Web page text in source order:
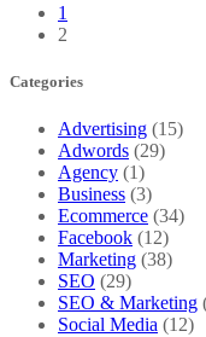
1
2
Categories
Advertising (15)
Adwords (29)
Agency (1)
Business (3)
Ecommerce (34)
Facebook (12)
Marketing (38)
SEO (29)
SEO & Marketing
Social Media (12)